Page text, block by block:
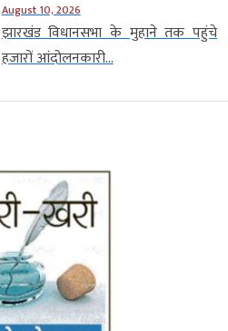
August 10, 2026
झारखंड विधानसभा के मुहाने तक पहुंचे
हजारों आंदोलनकारी...